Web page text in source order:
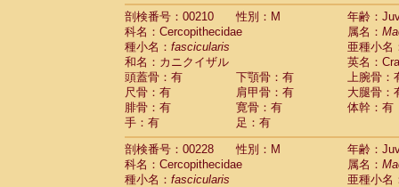
剖検番号：00210
性別：M
年齢：
科名：Cercopithecidae
属名：
種小名： fascicularis
亜種小名
和名：カニクイザル
英名：
頭蓋骨：有
下顎骨：有
上腕骨：
尺骨：有
肩甲骨：有
大腿骨：
腓骨：有
寛骨：有
体幹：有
手：有
足：有
剖検番号：00228
性別：M
年齢：
科名：Cercopithecidae
属名：
種小名： fascicularis
亜種小名